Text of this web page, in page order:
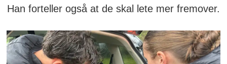
Han forteller også at de skal lete mer fremover.